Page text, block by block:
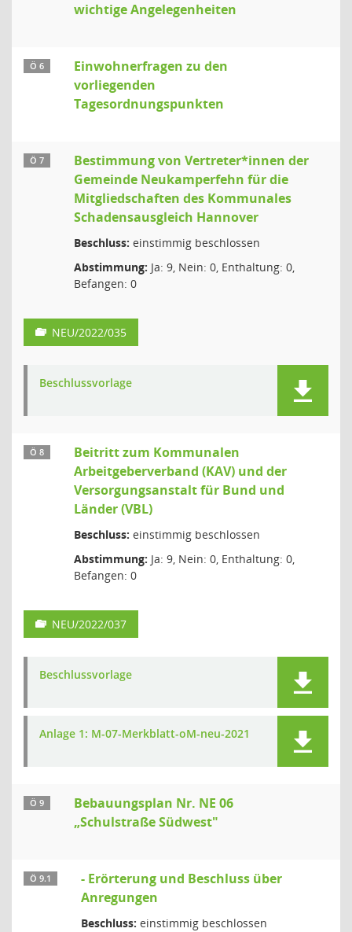
wichtige Angelegenheiten
Ö 6
Einwohnerfragen zu den
vorliegenden
Tagesordnungspunkten
Ö 7
Bestimmung von Vertreter*innen der
Gemeinde Neukamperfehn für die
Mitgliedschaften des Kommunales
Schadensausgleich Hannover
Beschluss: einstimmig beschlossen
Abstimmung: Ja: 9, Nein: 0, Enthaltung: 0,
Befangen: 0
NEU/2022/035
Beschlussvorlage
Ö 8
Beitritt zum Kommunalen
Arbeitgeberverband (KAV) und der
Versorgungsanstalt für Bund und
Länder (VBL)
Beschluss: einstimmig beschlossen
Abstimmung: Ja: 9, Nein: 0, Enthaltung: 0,
Befangen: 0
NEU/2022/037
Beschlussvorlage
Anlage 1: M-07-Merkblatt-oM-neu-2021
Ö 9
Bebauungsplan Nr. NE 06
„Schulstraße Südwest"
Ö 9.1
- Erörterung und Beschluss über
Anregungen
Beschluss: einstimmig beschlossen